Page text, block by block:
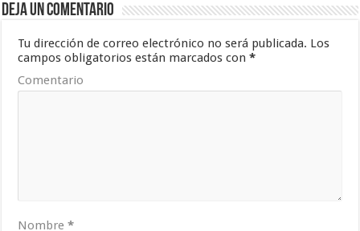
Deja un comentario
Tu dirección de correo electrónico no será publicada. Los
campos obligatorios están marcados con*
Comentario
Nombre*